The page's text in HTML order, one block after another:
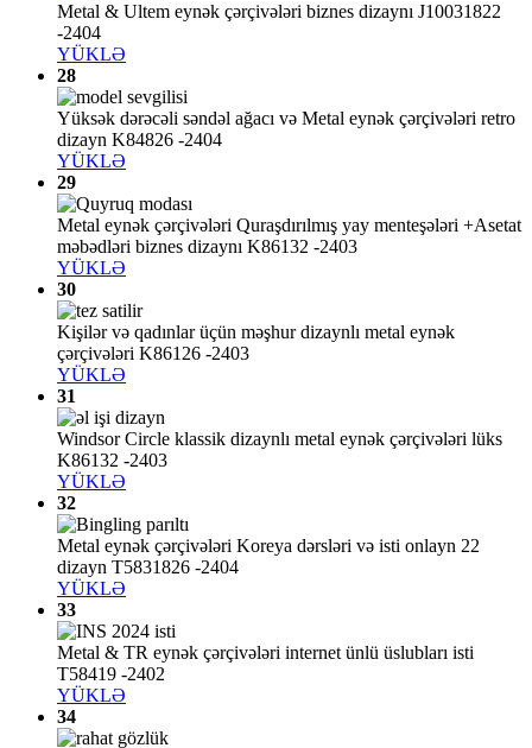
Metal & Ultem eynək çərçivələri biznes dizaynı J10031822
-2404
YÜKLƏ
28
Yüksək dərəcəli səndəl ağacı və Metal eynək çərçivələri retro
dizayn K84826 -2404
YÜKLƏ
29
Metal eynək çərçivələri Quraşdırılmış yay menteşələri +Asetat
məbədləri biznes dizaynı K86132 -2403
YÜKLƏ
30
Kişilər və qadınlar üçün məşhur dizaynlı metal eynək
çərçivələri K86126 -2403
YÜKLƏ
31
Windsor Circle klassik dizaynlı metal eynək çərçivələri lüks
K86132 -2403
YÜKLƏ
32
Metal eynək çərçivələri Koreya dərsləri və isti onlayn 22
dizayn T5831826 -2404
YÜKLƏ
33
Metal & TR eynək çərçivələri internet ünlü üslubları isti
T58419 -2402
YÜKLƏ
34